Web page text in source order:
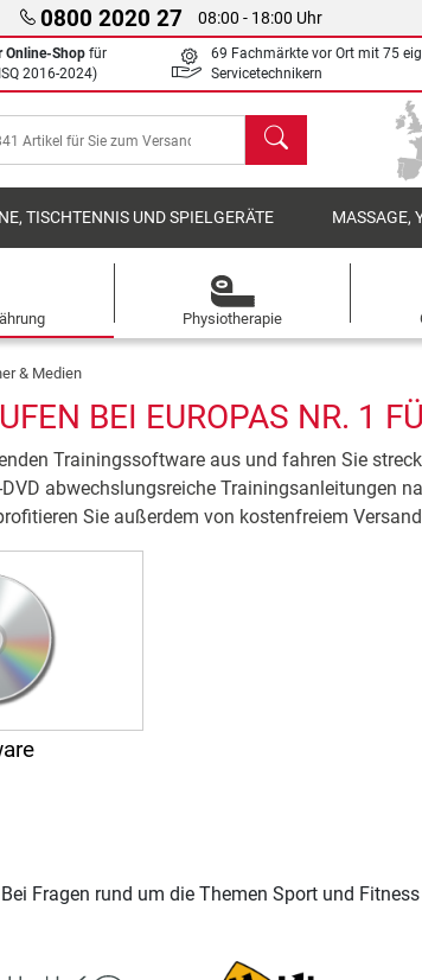
0800 2020 27 08:00 - 18:00 Uhr
Online-Shop für
2016-2024)
69 Fachmärkte vor Ort mit 75
Servicetechnikern
Suchen
TISCHTENNIS UND SPIELGERÄTE MASSAGE,
Physiotherapie
& Medien
BEI EUROPAS NR. 1
Trainingssoftware aus und fahren Sie
abwechslungsreiche Trainingsanleitungen
Sie außerdem von kostenfreiem
Fragen rund um die Themen Sport und